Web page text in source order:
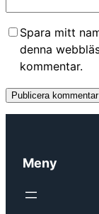
Spara mitt
denna
kommentar.
Meny